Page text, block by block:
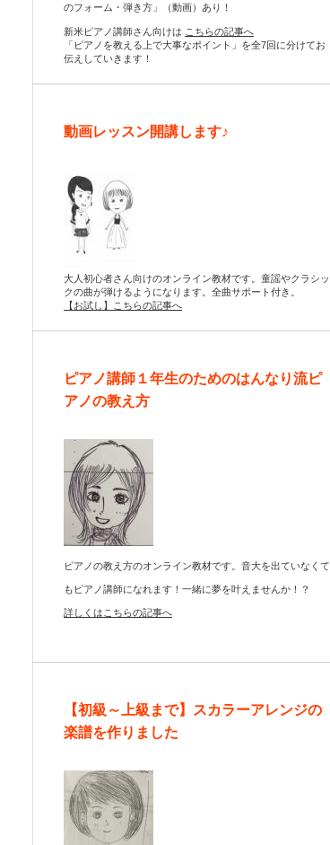
のフォーム・弾き方」（動画）あり！
新米ピアノ講師さん向けは こちらの記事へ
「ピアノを教える上で大事なポイント」を全7回に分けてお
伝えしていきます！
動画レッスン開講します♪
大人初心者さん向けのオンライン教材です。童謡やクラシッ
クの曲が弾けるようになります。全曲サポート付き。
【お試し】こちらの記事へ
ピアノ講師１年生のためのはんなり流ピ
アノの教え方
ピアノの教え方のオンライン教材です。音大を出ていなくて
もピアノ講師になれます！一緒に夢を叶えませんか！？
詳しくはこちらの記事へ
【初級～上級まで】スカラーアレンジの
楽譜を作りました